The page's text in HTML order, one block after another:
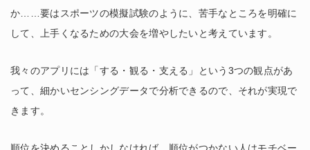
か……要はスポーツの模擬試験のように、苦手なところを明確に
して、上手くなるための大会を増やしたいと考えています。
我々のアプリには「する・観る・支える」という3つの観点があ
って、細かいセンシングデータで分析できるので、それが実現で
きます。